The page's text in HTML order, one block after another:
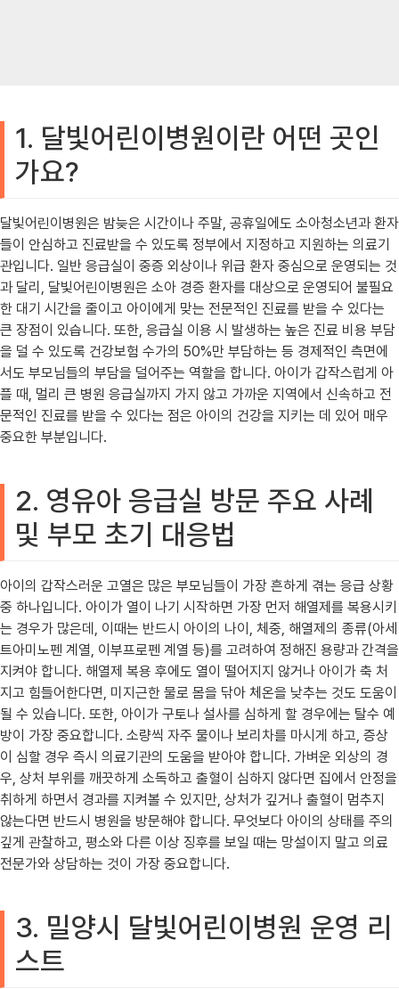
1. 달빛어린이병원이란 어떤 곳인
가요?
달빛어린이병원은 밤늦은 시간이나 주말, 공휴일에도 소아청소년과 환자
들이 안심하고 진료받을 수 있도록 정부에서 지정하고 지원하는 의료기
관입니다. 일반 응급실이 중증 외상이나 위급 환자 중심으로 운영되는 것
과 달리, 달빛어린이병원은 소아 경증 환자를 대상으로 운영되어 불필요
한 대기 시간을 줄이고 아이에게 맞는 전문적인 진료를 받을 수 있다는
큰 장점이 있습니다. 또한, 응급실 이용 시 발생하는 높은 진료 비용 부담
을 덜 수 있도록 건강보험 수가의 50%만 부담하는 등 경제적인 측면에
서도 부모님들의 부담을 덜어주는 역할을 합니다. 아이가 갑작스럽게 아
플 때, 멀리 큰 병원 응급실까지 가지 않고 가까운 지역에서 신속하고 전
문적인 진료를 받을 수 있다는 점은 아이의 건강을 지키는 데 있어 매우
중요한 부분입니다.
2. 영유아 응급실 방문 주요 사례
및 부모 초기 대응법
아이의 갑작스러운 고열은 많은 부모님들이 가장 흔하게 겪는 응급 상황
중 하나입니다. 아이가 열이 나기 시작하면 가장 먼저 해열제를 복용시키
는 경우가 많은데, 이때는 반드시 아이의 나이, 체중, 해열제의 종류(아세
트아미노펜 계열, 이부프로펜 계열 등)를 고려하여 정해진 용량과 간격을
지켜야 합니다. 해열제 복용 후에도 열이 떨어지지 않거나 아이가 축 처
지고 힘들어한다면, 미지근한 물로 몸을 닦아 체온을 낮추는 것도 도움이
될 수 있습니다. 또한, 아이가 구토나 설사를 심하게 할 경우에는 탈수 예
방이 가장 중요합니다. 소량씩 자주 물이나 보리차를 마시게 하고, 증상
이 심할 경우 즉시 의료기관의 도움을 받아야 합니다. 가벼운 외상의 경
우, 상처 부위를 깨끗하게 소독하고 출혈이 심하지 않다면 집에서 안정을
취하게 하면서 경과를 지켜볼 수 있지만, 상처가 깊거나 출혈이 멈추지
않는다면 반드시 병원을 방문해야 합니다. 무엇보다 아이의 상태를 주의
깊게 관찰하고, 평소와 다른 이상 징후를 보일 때는 망설이지 말고 의료
전문가와 상담하는 것이 가장 중요합니다.
3. 밀양시 달빛어린이병원 운영 리
스트